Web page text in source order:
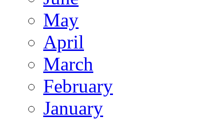
May
April
March
February
January